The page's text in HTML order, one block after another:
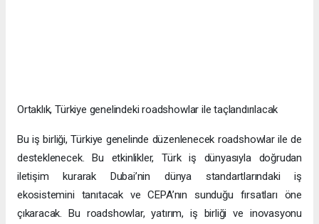
Ortaklık, Türkiye genelindeki roadshowlar ile taçlandırılacak
Bu iş birliği, Türkiye genelinde düzenlenecek roadshowlar ile de
desteklenecek. Bu etkinlikler, Türk iş dünyasıyla doğrudan
iletişim kurarak Dubai’nin dünya standartlarındaki iş
ekosistemini tanıtacak ve CEPA’nın sunduğu fırsatları öne
çıkaracak. Bu roadshowlar, yatırım, iş birliği ve inovasyonu